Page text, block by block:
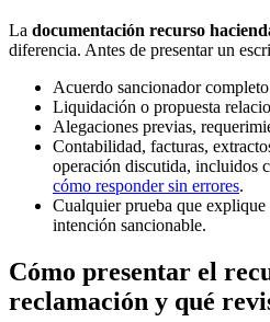
La documentación recurso
diferencia. Antes de presentar un
Acuerdo sancionador
Liquidación o propuesta
Alegaciones previas,
Contabilidad, facturas,
operación discutida, incluidos
cómo responder sin errores.
Cualquier prueba que
intención sancionable.
Cómo presentar el
reclamación y qué